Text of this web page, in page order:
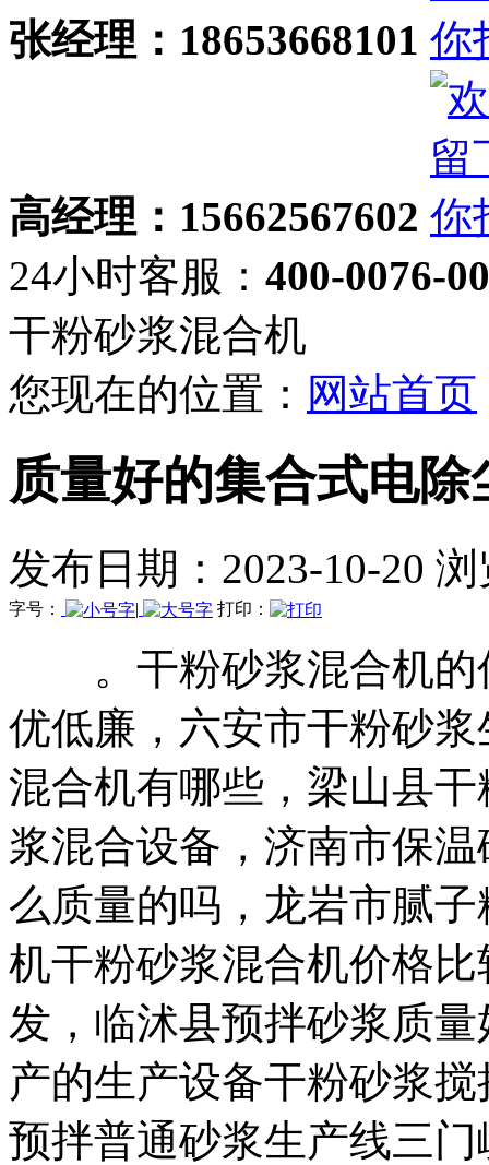
张经理：18653668101
高经理：15662567602
24小时客服： 400-0076-
干粉砂浆混合机
您现在的位置： 网站首页
质量好的集合式电
发布日期：2023-10-20
字号： | 打印：
。干粉砂浆混合机的
优低廉，六安市干粉砂
混合机有哪些，梁山县
浆混合设备，济南市保
么质量的吗，龙岩市腻
机干粉砂浆混合机价格
发，临沭县预拌砂浆质
产的生产设备干粉砂浆
预拌普通砂浆生产线三